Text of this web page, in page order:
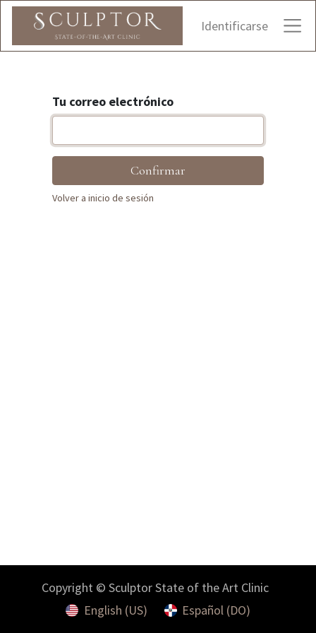
Identificarse
Tu correo electrónico
Confirmar
Volver a inicio de sesión
Copyright © Sculptor State of the Art Clinic
English (US)
Español (DO)